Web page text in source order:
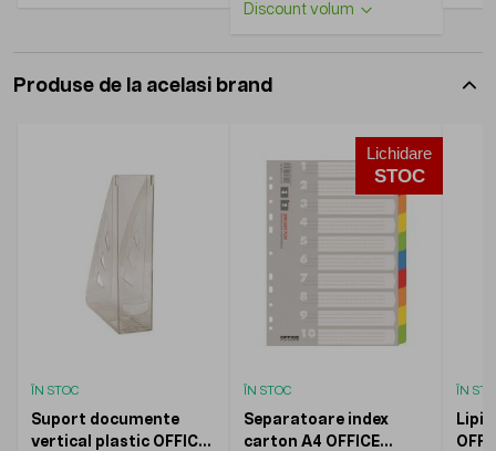
Discount volum
Produse de la acelasi brand
ÎN STOC
Suport documente
vertical plastic OFFICE
Lichidare
STOC
ÎN STOC
Separatoare index
carton A4 OFFICE
ÎN